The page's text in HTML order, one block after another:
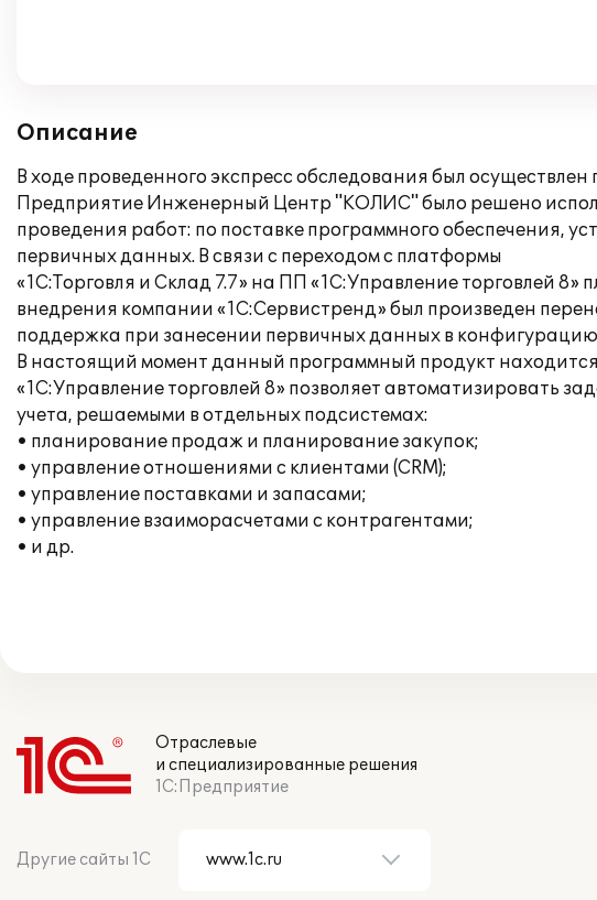
Описание
В ходе проведенного экспресс обследования был
Предприятие Инженерный Центр "КОЛИС" было решено
проведения работ: по поставке программного обеспечения,
первичных данных. В связи с переходом с платформы
«1С:Торговля и Склад 7.7» на ПП «1С:Управление торговлей
внедрения компании «1С:Сервистренд» был произведен
поддержка при занесении первичных данных в
В настоящий момент данный программный продукт
«1С:Управление торговлей 8» позволяет автоматизировать
учета, решаемыми в отдельных подсистемах:
• планирование продаж и планирование закупок;
• управление отношениями с клиентами (CRM);
• управление поставками и запасами;
• управление взаиморасчетами с контрагентами;
• и др.
Отраслевые
и специализированные решения
1С:Предприятие
Другие сайты 1С